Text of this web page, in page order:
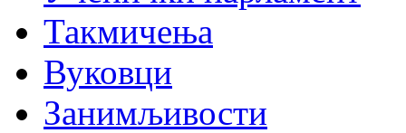
Такмичења
Вуковци
Занимљивости